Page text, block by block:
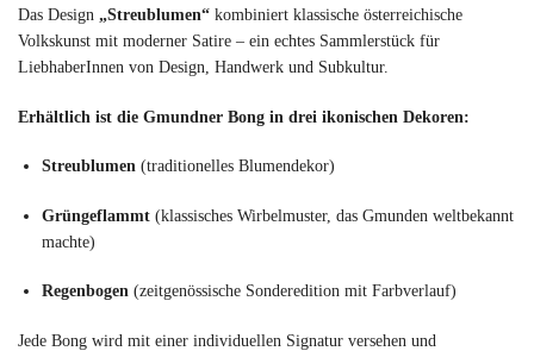
Das Design „Streublumen“ kombiniert klassische österreichische
Volkskunst mit moderner Satire – ein echtes Sammlerstück für
LiebhaberInnen von Design, Handwerk und Subkultur.
Erhältlich ist die Gmundner Bong in drei ikonischen Dekoren:
Streublumen (traditionelles Blumendekor)
Grüngeflammt (klassisches Wirbelmuster, das Gmunden weltbekannt
machte)
Regenbogen (zeitgenössische Sonderedition mit Farbverlauf)
Jede Bong wird mit einer individuellen Signatur versehen und